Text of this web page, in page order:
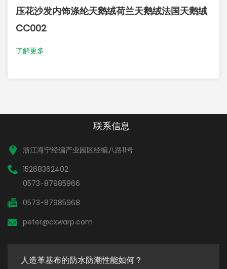
压花沙发内饰涤纶天鹅绒荷兰天鹅绒法国天鹅绒
CC002
了解更多
联系信息
浙江海宁经编产业园区经编八路11号
15268362402
0573-87985966
0573-87985968
peter@cxwarp.com
人造革基布的防水防潮性能如何？